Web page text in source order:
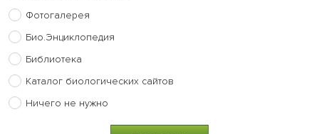
Фотогалерея
Био.Энциклопедия
Библиотека
Каталог биологических сайтов
Ничего не нужно